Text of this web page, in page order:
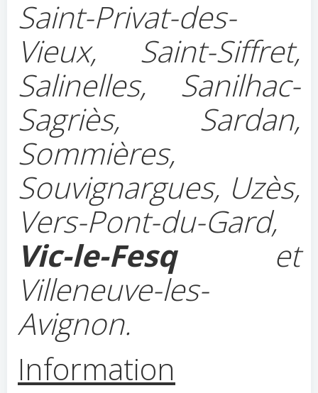
Saint-Privat-des-
Vieux, Saint-Siffret,
Salinelles, Sanilhac-
Sagriès, Sardan,
Sommières,
Souvignargues, Uzès,
Vers-Pont-du-Gard,
Vic-le-Fesqet
Villeneuve-les-
Avignon.
Information